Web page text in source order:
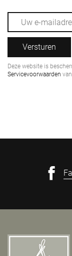
Versturen
Deze website is
Servicevoorwaarden